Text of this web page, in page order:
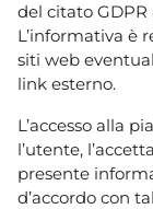
del citato
L’informativa è
siti web
link esterno.
L’accesso alla
l’utente,
presente
d’accordo con